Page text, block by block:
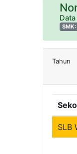
Tahun
SLB